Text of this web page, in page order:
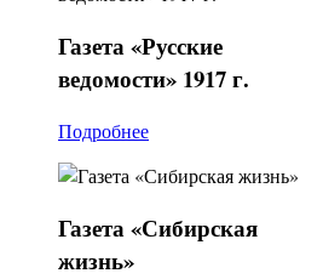
Газета«Русские
ведомости» 1917 г.
Подробнее
Газета«Сибирская
жизнь»